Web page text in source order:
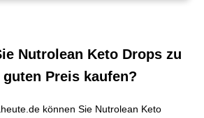
Nutrolean Keto Drops zu
guten Preis kaufen?
können Sie Nutrolean Keto